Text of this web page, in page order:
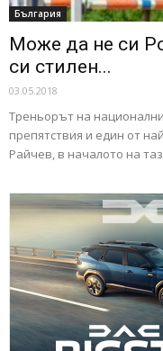
България
Може да не си
си стилен...
03.05.2018
Треньорът на
препятствия и един от
Райчев, в началото на